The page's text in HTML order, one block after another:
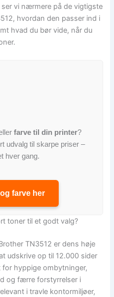
vi nærmere på de vigtigste
hvordan den passer ind i
hvad du bør vide, når du
farve til din printer?
udvalg til skarpe priser –
hver gang.
farve her
toner til et godt valg?
TN3512 er dens høje
udskrive op til 12.000 sider
hyppige ombytninger,
og færre forstyrrelser i
i travle kontormiljøer,